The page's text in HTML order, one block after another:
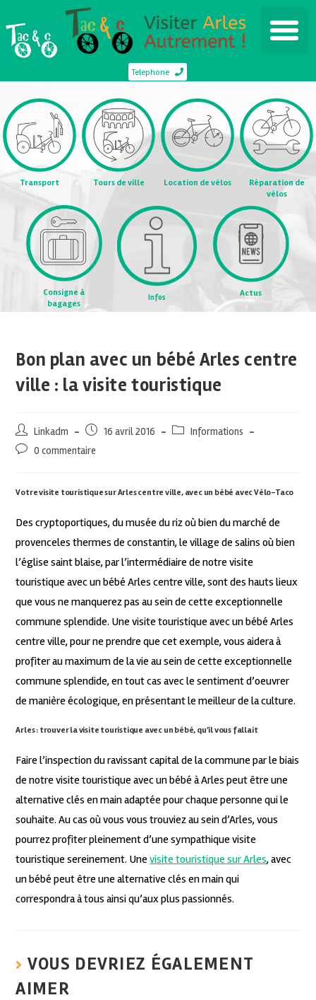
Telephone
Transport Tours de ville Location de vélos
Réparation de
vélos
Consigne à
bagages
Infos Actus
Bon plan avec un bébé Arles centre
ville : la visite touristique
Linkadm 16 avril 2016
Informations
0 commentaire
Votre visite touristique sur Arles centre ville, avec un bébé avec Vélo-Taco
Des cryptoportiques, du musée du riz où bien du marché de
provenceles thermes de constantin, le village de salins où bien
l’église saint blaise, par l’intermédiaire de notre visite
touristique avec un bébé Arles centre ville, sont des hauts lieux
que vous ne manquerez pas au sein de cette exceptionnelle
commune splendide. Une visite touristique avec un bébé Arles
centre ville, pour ne prendre que cet exemple, vous aidera à
profiter au maximum de la vie au sein de cette exceptionnelle
commune splendide, en tout cas avec le sentiment d’oeuvrer
de manière écologique, en présentant le meilleur de la culture.
Arles : trouver la visite touristique avec un bébé, qu’il vous fallait
Faire l’inspection du ravissant capital de la commune par le biais
de notre visite touristique avec un bébé à Arles peut être une
alternative clés en main adaptée pour chaque personne qui le
souhaite. Au cas où vous vous trouviez au sein d’Arles, vous
pourrez profiter pleinement d’une sympathique visite
touristique sereinement. Unevisite touristique sur Arles, avec
un bébé peut être une alternative clés en main qui
correspondra à tous ainsi qu’aux plus passionnés.
VOUS DEVRIEZ ÉGALEMENT
AIMER